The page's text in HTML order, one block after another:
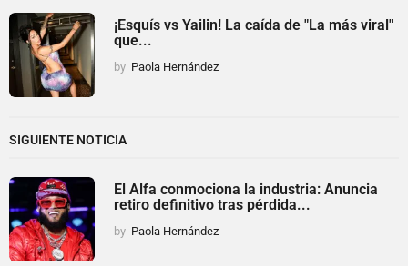
¡Esquís vs Yailin! La caída de "La más viral"
que...
by Paola Hernández
SIGUIENTE NOTICIA
El Alfa conmociona la industria: Anuncia
retiro definitivo tras pérdida...
by Paola Hernández